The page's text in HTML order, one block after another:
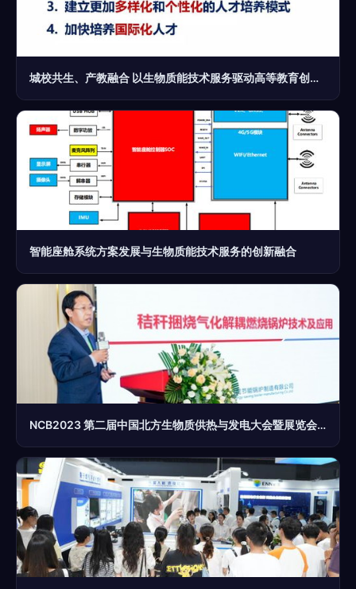
城校共生、产教融合 以生物质能技术服务驱动高等教育创新与社会服务能力提升
智能座舱系统方案发展与生物质能技术服务的创新融合
NCB2023 第二届中国北方生物质供热与发电大会暨展览会圆满落幕 生物质能技术服务的崭新征程